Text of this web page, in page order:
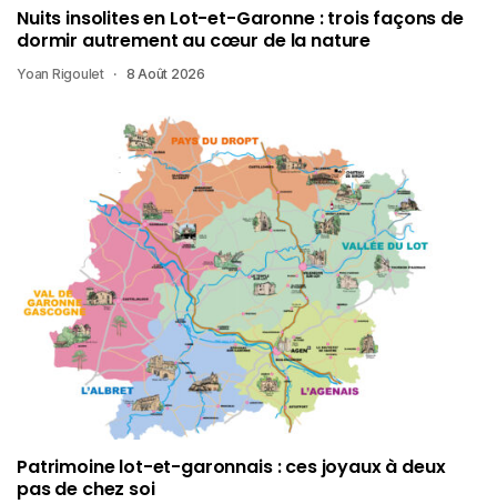
Nuits insolites en Lot-et-Garonne : trois façons de
dormir autrement au cœur de la nature
Yoan Rigoulet 8 Août 2026
Patrimoine lot-et-garonnais : ces joyaux à deux
pas de chez soi